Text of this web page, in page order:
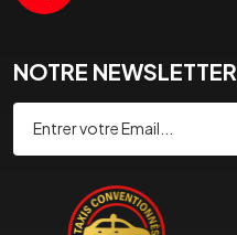
NOTRE NEWSLETTER